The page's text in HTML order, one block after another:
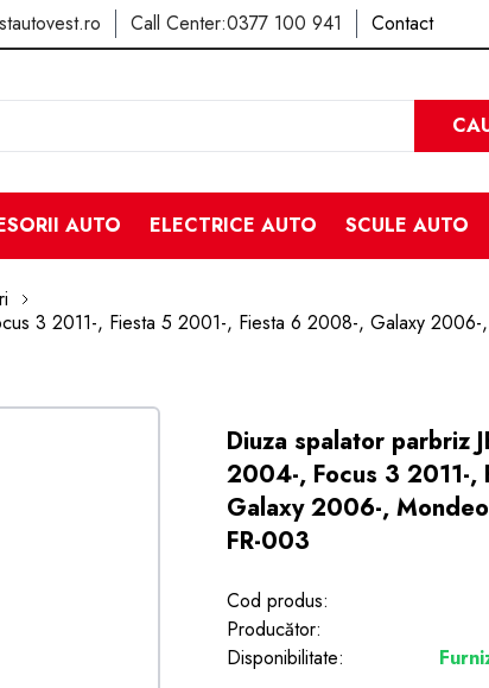
Call Center:0377 100 941 Contact
AUTO ELECTRICE AUTO SCULE AUTO
3 2011-, Fiesta 5 2001-, Fiesta 6 2008-, Galaxy
Diuza spalator parbriz
2004-, Focus 3 2011-
Galaxy 2006-,
FR-003
Cod produs:
Producător:
Disponibilitate: